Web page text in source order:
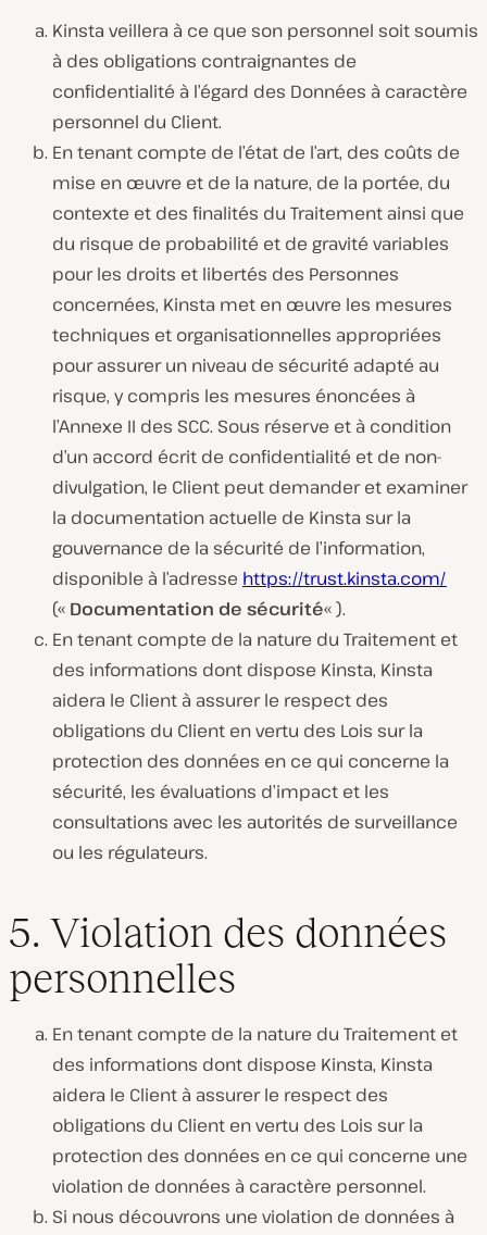
Kinsta veillera à ce que son personnel soit soumis
à des obligations contraignantes de
confidentialité à l’égard des Données à caractère
personnel du Client.
En tenant compte de l’état de l’art, des coûts de
mise en œuvre et de la nature, de la portée, du
contexte et des finalités du Traitement ainsi que
du risque de probabilité et de gravité variables
pour les droits et libertés des Personnes
concernées, Kinsta met en œuvre les mesures
techniques et organisationnelles appropriées
pour assurer un niveau de sécurité adapté au
risque, y compris les mesures énoncées à
l’Annexe II des SCC. Sous réserve et à condition
d’un accord écrit de confidentialité et de non-
divulgation, le Client peut demander et examiner
la documentation actuelle de Kinsta sur la
gouvernance de la sécurité de l’information,
disponible à l’adresse https://trust.kinsta.com/
(« Documentation de sécurité« ).
En tenant compte de la nature du Traitement et
des informations dont dispose Kinsta, Kinsta
aidera le Client à assurer le respect des
obligations du Client en vertu des Lois sur la
protection des données en ce qui concerne la
sécurité, les évaluations d’impact et les
consultations avec les autorités de surveillance
ou les régulateurs.
5. Violation des données
personnelles
En tenant compte de la nature du Traitement et
des informations dont dispose Kinsta, Kinsta
aidera le Client à assurer le respect des
obligations du Client en vertu des Lois sur la
protection des données en ce qui concerne une
violation de données à caractère personnel.
Si nous découvrons une violation de données à